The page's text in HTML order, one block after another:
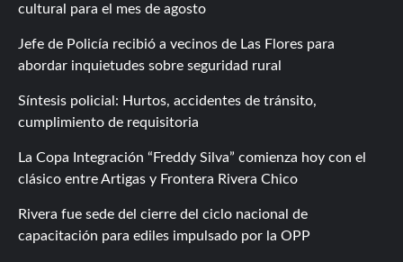
cultural para el mes de agosto
Jefe de Policía recibió a vecinos de Las Flores para
abordar inquietudes sobre seguridad rural
Síntesis policial: Hurtos, accidentes de tránsito,
cumplimiento de requisitoria
La Copa Integración “Freddy Silva” comienza hoy con el
clásico entre Artigas y Frontera Rivera Chico
Rivera fue sede del cierre del ciclo nacional de
capacitación para ediles impulsado por la OPP